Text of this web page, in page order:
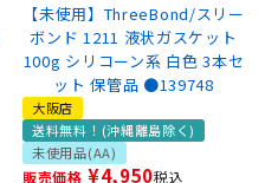
【未使用】ThreeBond/スリー
ボンド 1211 液状ガスケット
100g シリコーン系 白色 3本セ
ット 保管品 ●139748
大阪店
送料無料！(沖縄離島除く)
未使用品(AA)
販売価格 ¥4,950税込